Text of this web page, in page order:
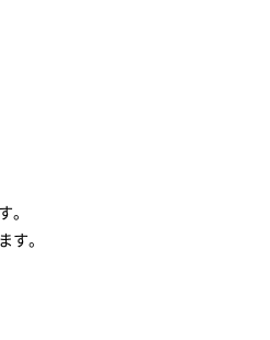
。
す。